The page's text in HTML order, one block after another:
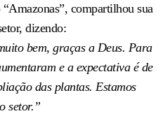
compartilhou sua
dizendo:
bem, graças a Deus. Para
e a expectativa é de
das plantas. Estamos
setor.”